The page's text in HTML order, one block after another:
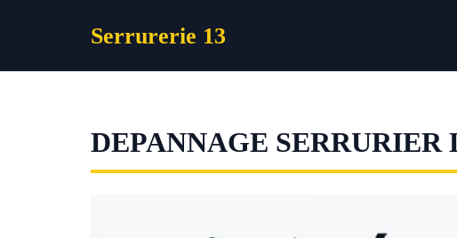
Serrurerie 13
DEPANNAGE SERRURIER